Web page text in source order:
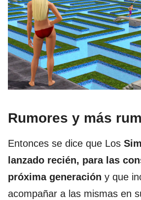
Rumores y más
Entonces se dice que Los
lanzado recién, para las
próxima generación y que
acompañar a las mismas en